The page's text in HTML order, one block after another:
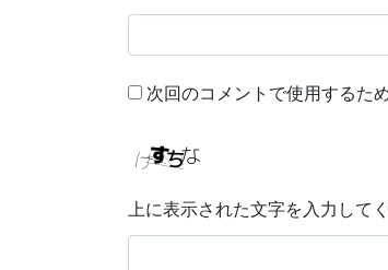
次回のコメントで使用するた
上に表示された文字を入力して